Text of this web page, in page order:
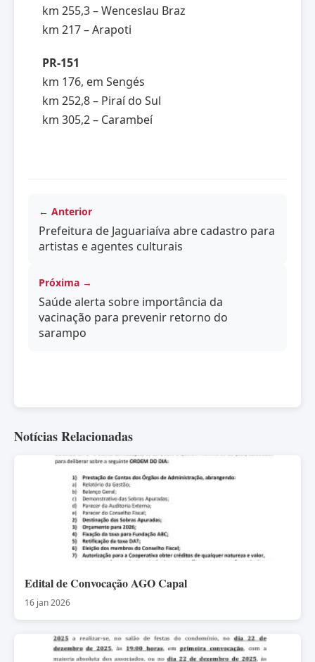
km 255,3 – Wenceslau Braz
km 217 – Arapoti
PR-151
km 176, em Sengés
km 252,8 – Piraí do Sul
km 305,2 – Carambeí
← Anterior
Prefeitura de Jaguariaíva abre cadastro para
artistas e agentes culturais
Próxima →
Saúde alerta sobre importância da
vacinação para prevenir retorno do
sarampo
Notícias Relacionadas
Edital de Convocação AGO Capal
16 jan 2026